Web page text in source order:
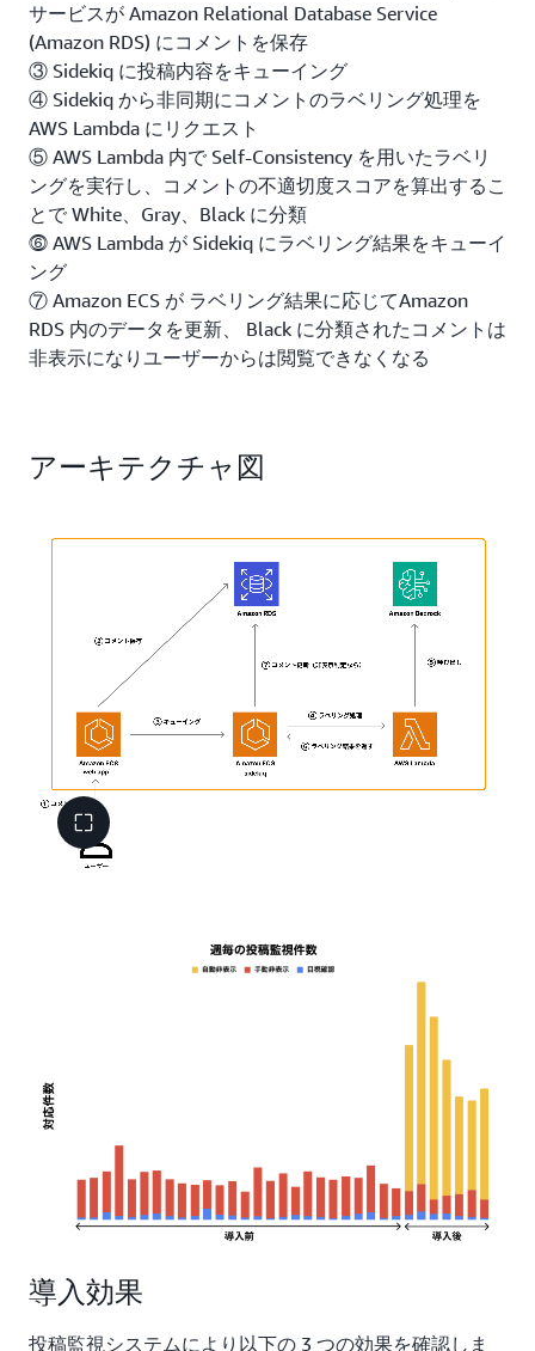
サービスが Amazon Relational Database Service
(Amazon RDS) にコメントを保存
③ Sidekiq に投稿内容をキューイング
④ Sidekiq から非同期にコメントのラベリング処理を
AWS Lambda にリクエスト
⑤ AWS Lambda 内で Self-Consistency を用いたラベリ
ングを実行し、コメントの不適切度スコアを算出するこ
とで White、Gray、Black に分類
⓺ AWS Lambda が Sidekiq にラベリング結果をキューイ
ング
⑦ Amazon ECS が ラベリング結果に応じてAmazon
RDS 内のデータを更新、 Black に分類されたコメントは
非表示になりユーザーからは閲覧できなくなる
アーキテクチャ図
導入効果
投稿監視システムにより以下の 3 つの効果を確認しま